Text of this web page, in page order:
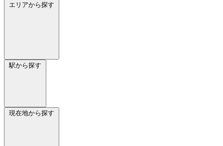
エリアから探す
駅から探す
現在地から探す